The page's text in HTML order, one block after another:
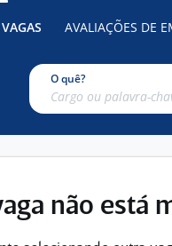
AVALIAÇÕES DE
O quê?
não está